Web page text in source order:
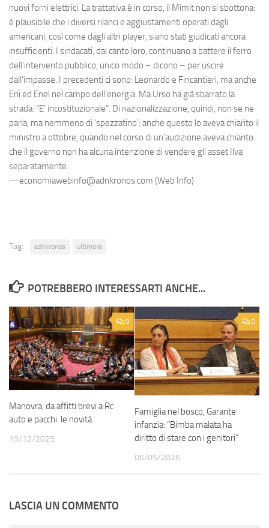
nuovi forni elettrici. La trattativa è in corso, il Mimit non si sbottona:
è plausibile che i diversi rilanci e aggiustamenti operati dagli
americani, così come dagli altri player, siano stati giudicati ancora
insufficienti. I sindacati, dal canto loro, continuano a battere il ferro
dell’intervento pubblico, unico modo – dicono – per uscire
dall’impasse. I precedenti ci sono: Leonardo e Fincantieri, ma anche
Eni ed Enel nel campo dell’energia. Ma Urso ha già sbarrato la
strada: “E’ incostituzionale”. Di nazionalizzazione, quindi, non se ne
parla, ma nemmeno di ‘spezzatino’: anche questo lo aveva chiarito il
ministro a ottobre, quando nel corso di un’audizione aveva chiarito
che il governo non ha alcuna intenzione di vendere gli asset Ilva
separatamente.
—economiawebinfo@adnkronos.com (Web Info)
Tag: adnkronos ultimora
POTREBBERO INTERESSARTI ANCHE...
0
Manovra, da affitti brevi a Rc
auto e pacchi: le novità
19/12/2025
0
Famiglia nel bosco, Garante
infanzia: “Bimba malata ha
diritto di stare con i genitori”
06/05/2026
LASCIA UN COMMENTO